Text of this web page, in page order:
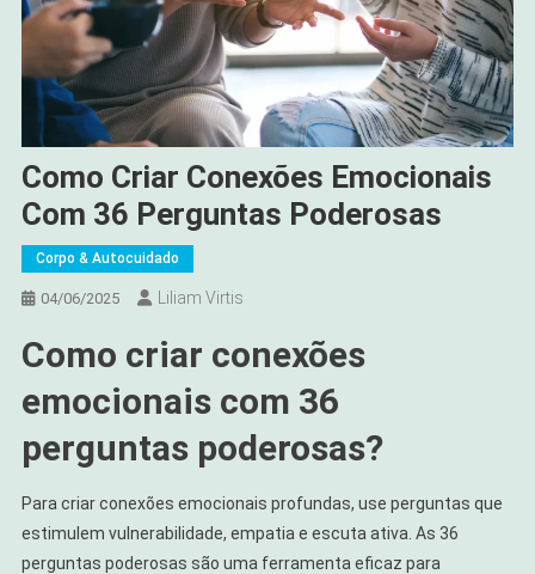
Como Criar Conexões Emocionais
Com 36 Perguntas Poderosas
Corpo & Autocuidado
04/06/2025 Liliam Virtis
Como criar conexões
emocionais com 36
perguntas poderosas?
Para criar conexões emocionais profundas, use perguntas que
estimulem vulnerabilidade, empatia e escuta ativa. As 36
perguntas poderosas são uma ferramenta eficaz para